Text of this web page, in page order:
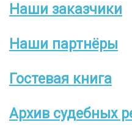
Боковое
меню
Наши заказчики
Наши партнёры
Гостевая книга
Архив судебных